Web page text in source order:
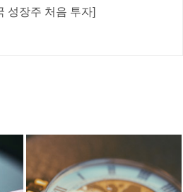
성장주 처음 투자]